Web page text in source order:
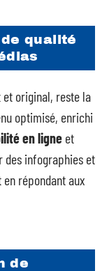
qualité
original, reste la
optimisé, enrichi
en ligne et
des infographies et
en répondant aux
de